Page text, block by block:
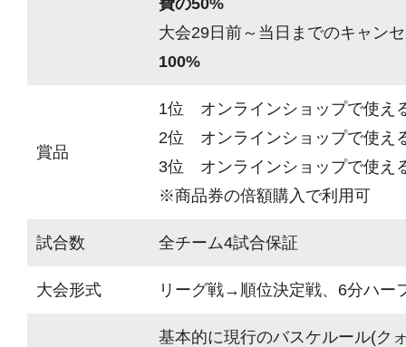
費の50%
大会29日前～当日までのキャン
100%
賞品
1位 オンラインショップで使え
2位 オンラインショップで使え
3位 オンラインショップで使え
※商品券の倍額購入で利用可
試合数 全チーム4試合保証
大会形式 リーグ戦→順位決定戦、6分ハー
基本的に現行のバスケルール(ク